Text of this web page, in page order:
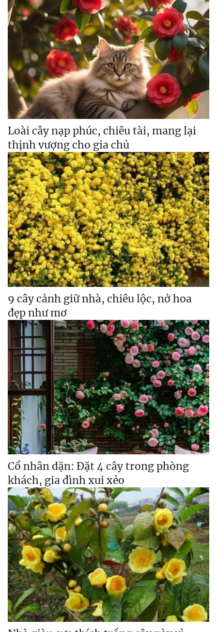
Loài cây nạp phúc, chiêu tài, mang lại
thịnh vượng cho gia chủ
9 cây cảnh giữ nhà, chiêu lộc, nở hoa
đẹp như mơ
Cổ nhân dặn: Đặt 4 cây trong phòng
khách, gia đình xui xẻo